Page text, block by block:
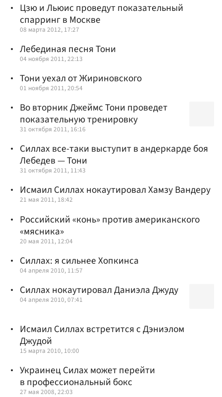
Цзю и Льюис проведут показательный
спарринг в Москве
08 марта 2012, 17:27
Лебединая песня Тони
04 ноября 2011, 22:13
Тони уехал от Жириновского
01 ноября 2011, 20:54
Во вторник Джеймс Тони проведет
показательную тренировку
31 октября 2011, 16:16
Силлах все-таки выступит в андеркарде боя
Лебедев — Тони
31 октября 2011, 11:43
Исмаил Силлах нокаутировал Хамзу Вандеру
21 мая 2011, 18:42
Российский «конь» против американского
«мясника»
20 мая 2011, 12:04
Силлах: я сильнее Хопкинса
04 апреля 2010, 11:57
Силлах нокаутировал Даниэла Джуду
04 апреля 2010, 07:41
Исмаил Силлах встретится с Дэниэлом
Джудой
15 марта 2010, 10:00
Украинец Силах может перейти
в профессиональный бокс
27 мая 2008, 22:03